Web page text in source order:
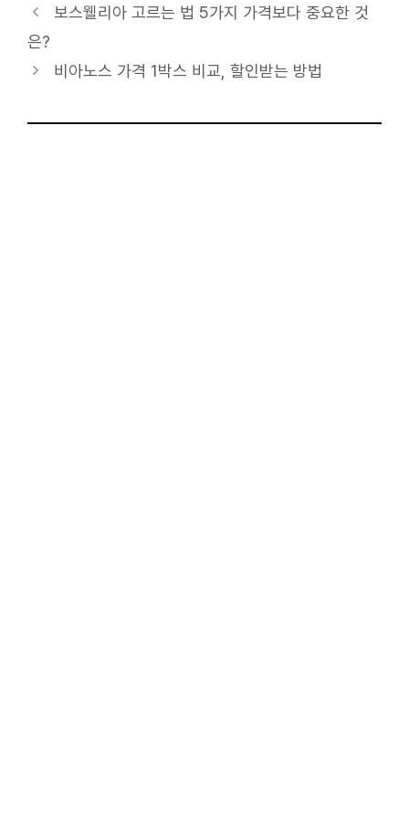
테
리
보스웰리아 고르는 법 5가지 가격보다 중요한 것
은?
비아노스 가격 1박스 비교, 할인받는 방법